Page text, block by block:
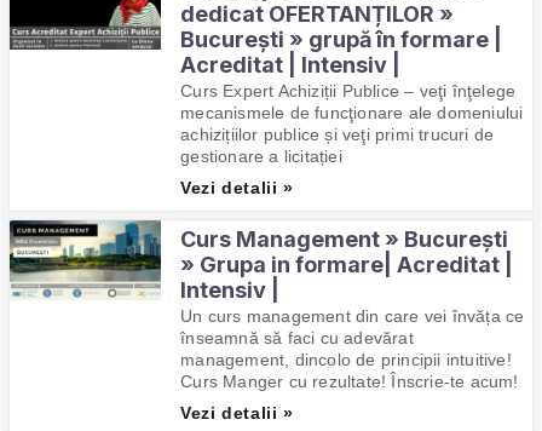
dedicat OFERTANȚILOR »
București » grupă în formare |
Acreditat | Intensiv |
Curs Expert Achiziții Publice – veţi înţelege
mecanismele de funcţionare ale domeniului
achizițiilor publice și veţi primi trucuri de
gestionare a licitației
Vezi detalii »
Curs Management » București
» Grupa in formare| Acreditat |
Intensiv |
Un curs management din care vei învăța ce
înseamnă să faci cu adevărat
management, dincolo de principii intuitive!
Curs Manger cu rezultate! Înscrie-te acum!
Vezi detalii »